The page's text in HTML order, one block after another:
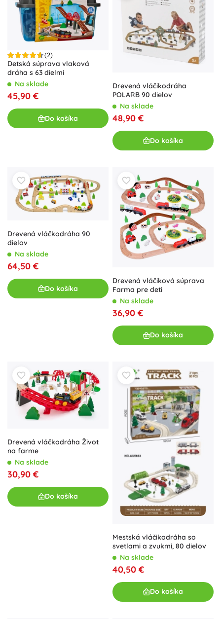
(2)
Detská súprava vlaková
dráha s 63 dielmi
Na sklade
45,90 €
Do košíka
Drevená vláčikodráha
POLARB 90 dielov
Na sklade
48,90 €
Do košíka
Drevená vláčkodráha 90
dielov
Na sklade
64,50 €
Do košíka
Drevená vláčiková súprava
Farma pre deti
Na sklade
36,90 €
Do košíka
Drevená vláčkodráha Život
na farme
Na sklade
30,90 €
Do košíka
Mestská vláčikodráha so
svetlami a zvukmi, 80 dielov
Na sklade
40,50 €
Do košíka